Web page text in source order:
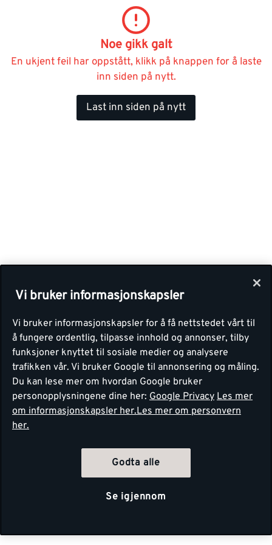
Noe gikk galt
En ukjent feil har oppstått, klikk på knappen for å laste
inn siden på nytt.
Last inn siden på nytt
Vi bruker informasjonskapsler
Vi bruker informasjonskapsler for å få nettstedet vårt til
å fungere ordentlig, tilpasse innhold og annonser, tilby
funksjoner knyttet til sosiale medier og analysere
trafikken vår. Vi bruker Google til annonsering og måling.
Du kan lese mer om hvordan Google bruker
personopplysningene dine her: Google Privacy Les mer
om informasjonskapsler her.Les mer om personvern
her.
Godta alle
Se igjennom